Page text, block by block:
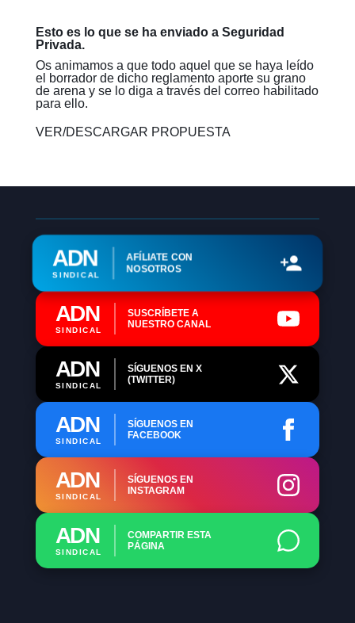
Esto es lo que se ha enviado a Seguridad
Privada.
Os animamos a que todo aquel que se haya leído
el borrador de dicho reglamento aporte su grano
de arena y se lo diga a través del correo habilitado
para ello.
VER/DESCARGAR PROPUESTA
ADN
SINDICAL
AFÍLIATE CON
NOSOTROS
ADN
SINDICAL
SUSCRÍBETE A
NUESTRO CANAL
ADN
SINDICAL
SÍGUENOS EN X
(TWITTER)
ADN
SINDICAL
SÍGUENOS EN
FACEBOOK
ADN
SINDICAL
SÍGUENOS EN
INSTAGRAM
ADN
SINDICAL
COMPARTIR ESTA
PÁGINA